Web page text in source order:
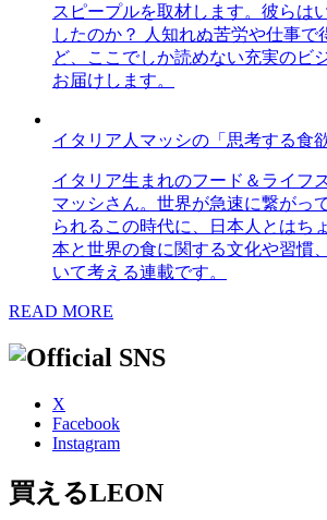
スピープルを取材します。彼らは
したのか？ 人知れぬ苦労や仕事で
ど、ここでしか読めない充実のビ
お届けします。
イタリア人マッシの「思考する食欲
イタリア生まれのフード＆ライフ
マッシさん。世界が急速に繋がっ
られるこの時代に、日本人とはち
本と世界の食に関する文化や習慣
いて考える連載です。
READ MORE
X
Facebook
Instagram
買えるLEON